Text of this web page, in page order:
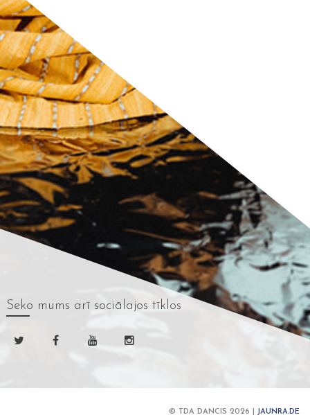
Seko mums arī sociālajos tīklos
© TDA DANCIS 2026 | JAUNRA.DE